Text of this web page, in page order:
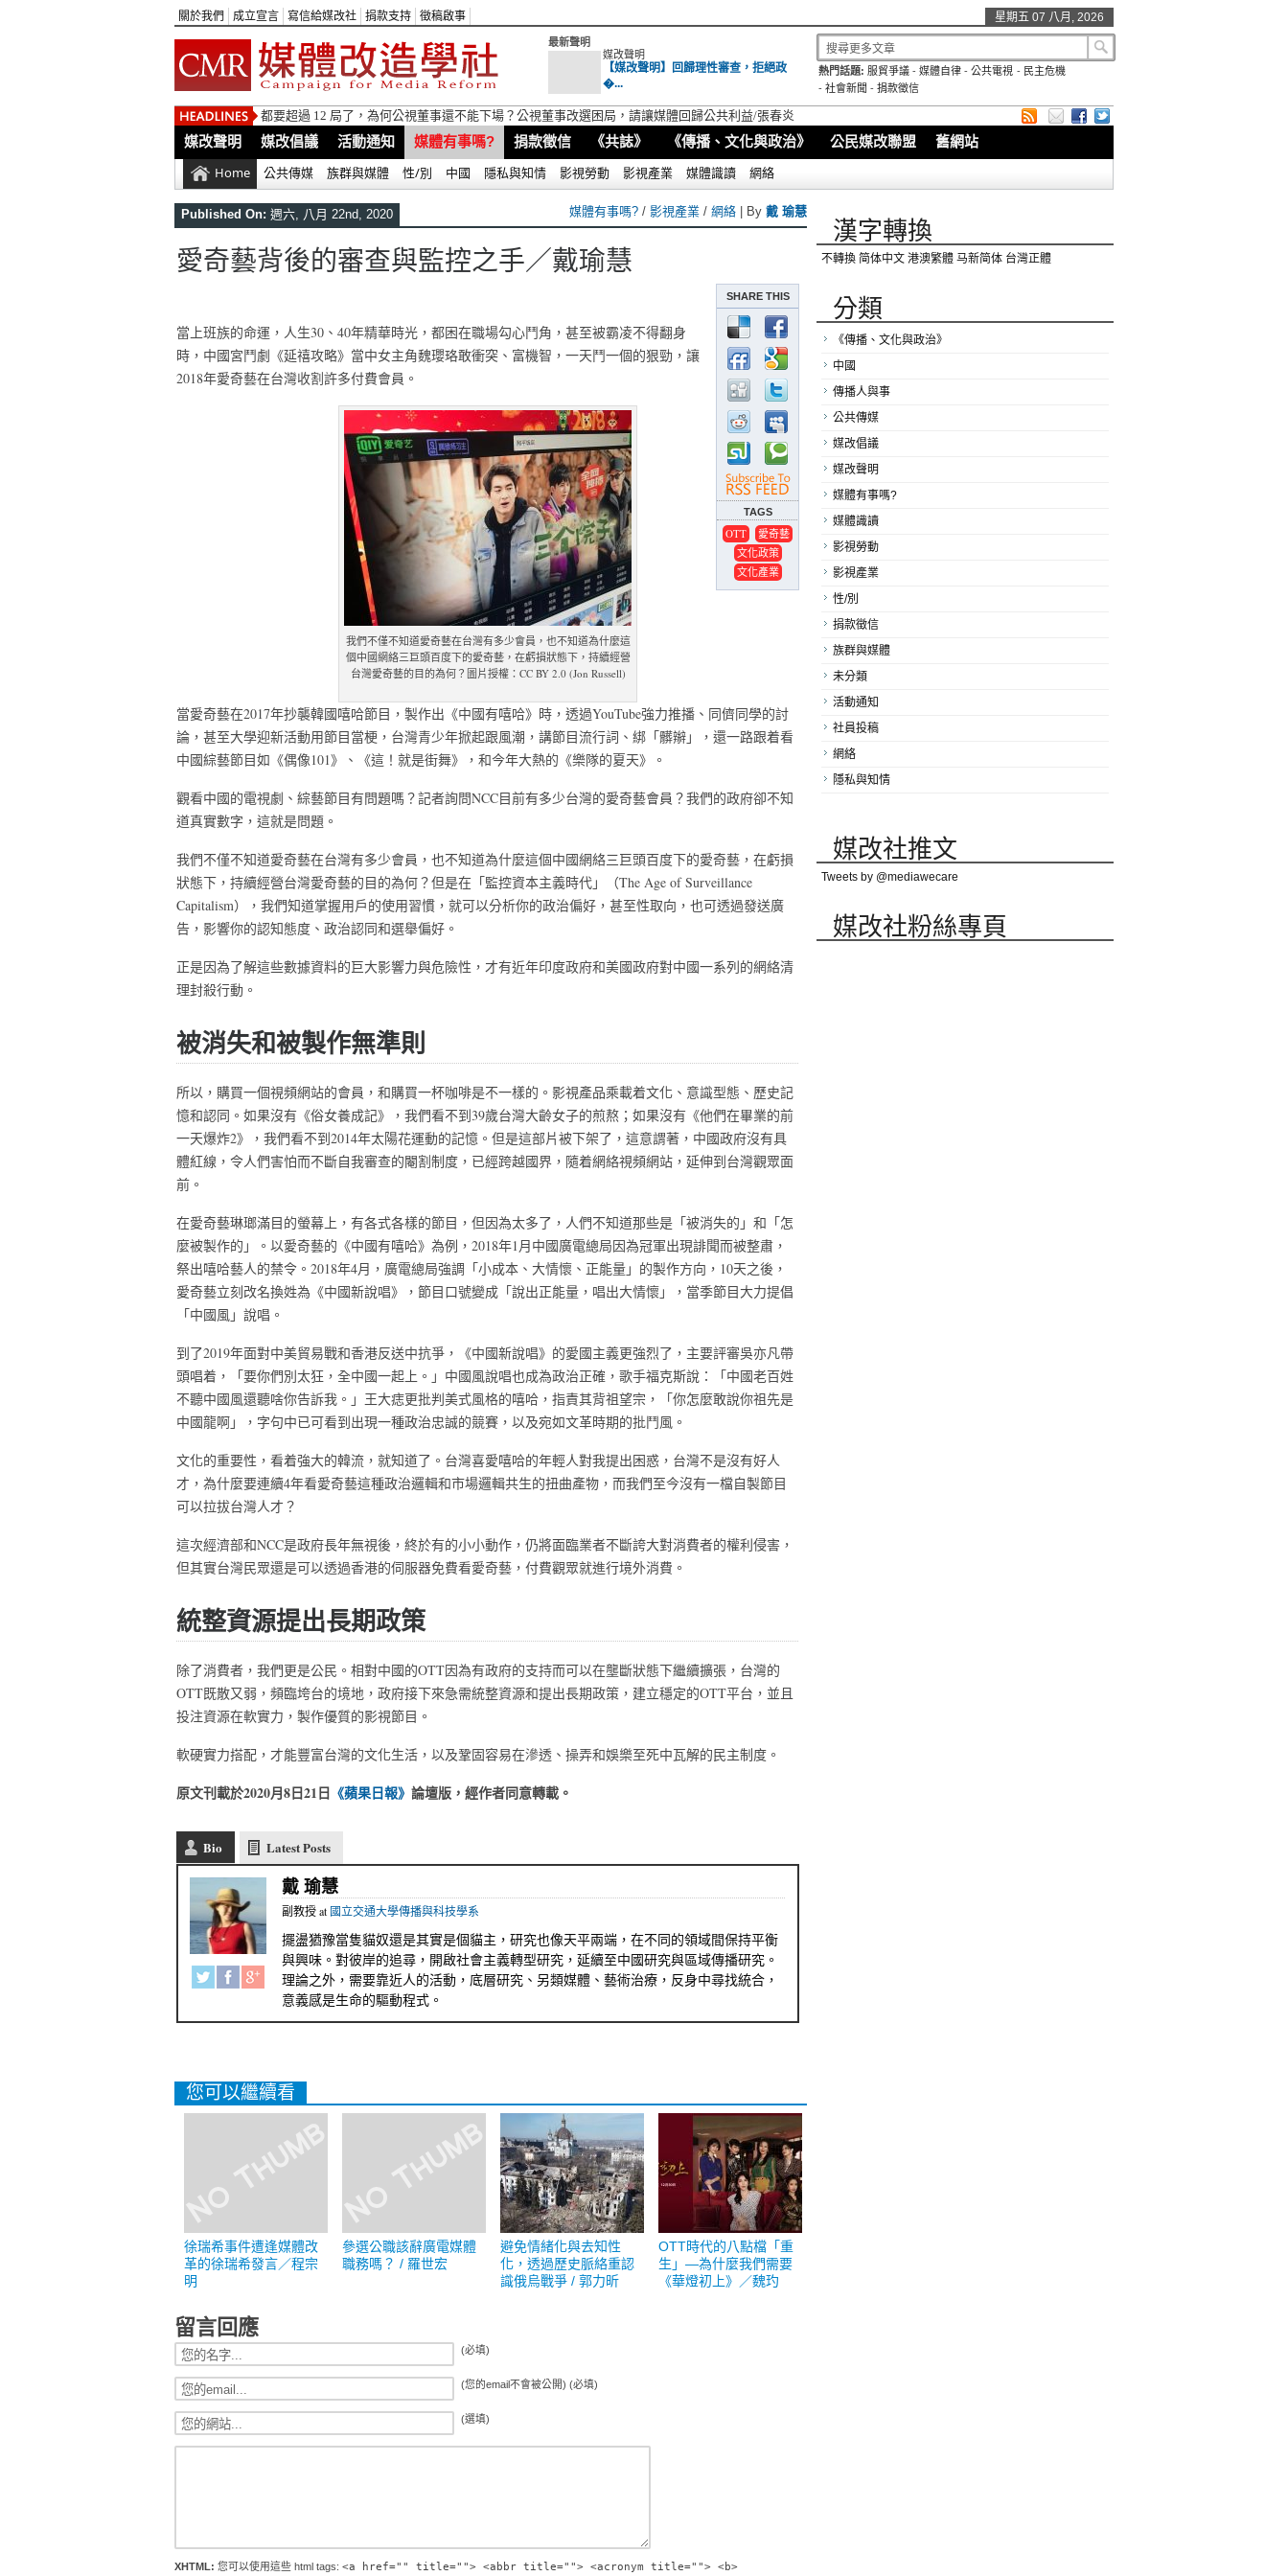
關於我們 成立宣言 寫信給媒改社 捐款支持 徵稿啟事 星期五 07 八月, 2026
最新聲明
媒改聲明
【媒改聲明】回歸理性審查，拒絕政
�...
熱門話題: 服貿爭議 -媒體自律 -公共電視 - 民主危機
- 社會新聞 - 捐款徵信
都要超過 12 局了，為何公視董事還不能下場？公視董事改選困局，請讓媒體回歸公共利益/張春炎
媒改聲明 媒改倡議 活動通知 媒體有事嗎? 捐款徵信 《共誌》 《傳播、文化與政治》 公民媒改聯盟 舊網站
Home 公共傳媒 族群與媒體 性/別 中國 隱私與知情 影視勞動 影視產業 媒體識讀 網絡
Published On: 週六, 八月 22nd, 2020 媒體有事嗎? / 影視產業 / 網絡 | By 戴 瑜慧
愛奇藝背後的審查與監控之手／戴瑜慧
SHARE THIS
TAGS
OTT
愛奇藝
文化政策
文化產業
當上班族的命運，人生30、40年精華時光，都困在職場勾心鬥角，甚至被霸凌不得翻身
時，中國宮鬥劇《延禧攻略》當中女主角魏瓔珞敢衝突、富機智，一天鬥一個的狠勁，讓
2018年愛奇藝在台灣收割許多付費會員。
我們不僅不知道愛奇藝在台灣有多少會員，也不知道為什麼這
個中國網絡三巨頭百度下的愛奇藝，在虧損狀態下，持續經營
台灣愛奇藝的目的為何？圖片授權：CC BY 2.0 (Jon Russell)
當愛奇藝在2017年抄襲韓國嘻哈節目，製作出《中國有嘻哈》時，透過YouTube強力推播、同儕同學的討
論，甚至大學迎新活動用節目當梗，台灣青少年掀起跟風潮，講節目流行詞、綁「髒辮」，還一路跟着看
中國綜藝節目如《偶像101》、《這！就是街舞》，和今年大熱的《樂隊的夏天》。
觀看中國的電視劇、綜藝節目有問題嗎？記者詢問NCC目前有多少台灣的愛奇藝會員？我們的政府卻不知
道真實數字，這就是問題。
我們不僅不知道愛奇藝在台灣有多少會員，也不知道為什麼這個中國網絡三巨頭百度下的愛奇藝，在虧損
狀態下，持續經營台灣愛奇藝的目的為何？但是在「監控資本主義時代」（The Age of Surveillance
Capitalism），我們知道掌握用戶的使用習慣，就可以分析你的政治偏好，甚至性取向，也可透過發送廣
告，影響你的認知態度、政治認同和選舉偏好。
正是因為了解這些數據資料的巨大影響力與危險性，才有近年印度政府和美國政府對中國一系列的網絡清
理封殺行動。
被消失和被製作無準則
所以，購買一個視頻網站的會員，和購買一杯咖啡是不一樣的。影視產品乘載着文化、意識型態、歷史記
憶和認同。如果沒有《俗女養成記》，我們看不到39歲台灣大齡女子的煎熬；如果沒有《他們在畢業的前
一天爆炸2》，我們看不到2014年太陽花運動的記憶。但是這部片被下架了，這意謂著，中國政府沒有具
體紅線，令人們害怕而不斷自我審查的閹割制度，已經跨越國界，隨着網絡視頻網站，延伸到台灣觀眾面
前。
在愛奇藝琳瑯滿目的螢幕上，有各式各樣的節目，但因為太多了，人們不知道那些是「被消失的」和「怎
麼被製作的」。以愛奇藝的《中國有嘻哈》為例，2018年1月中國廣電總局因為冠軍出現誹聞而被整肅，
祭出嘻哈藝人的禁令。2018年4月，廣電總局強調「小成本、大情懷、正能量」的製作方向，10天之後，
愛奇藝立刻改名換姓為《中國新說唱》，節目口號變成「說出正能量，唱出大情懷」，當季節目大力提倡
「中國風」說唱。
到了2019年面對中美貿易戰和香港反送中抗爭，《中國新說唱》的愛國主義更強烈了，主要評審吳亦凡帶
頭唱着，「要你們別太狂，全中國一起上。」中國風說唱也成為政治正確，歌手福克斯說：「中國老百姓
不聽中國風還聽啥你告訴我。」王大痣更批判美式風格的嘻哈，指責其背祖望宗，「你怎麼敢說你祖先是
中國龍啊」，字句中已可看到出現一種政治忠誠的競賽，以及宛如文革時期的批鬥風。
文化的重要性，看着強大的韓流，就知道了。台灣喜愛嘻哈的年輕人對我提出困惑，台灣不是沒有好人
才，為什麼要連續4年看愛奇藝這種政治邏輯和市場邏輯共生的扭曲產物，而我們至今沒有一檔自製節目
可以拉拔台灣人才？
這次經濟部和NCC是政府長年無視後，終於有的小小動作，仍將面臨業者不斷誇大對消費者的權利侵害，
但其實台灣民眾還是可以透過香港的伺服器免費看愛奇藝，付費觀眾就進行境外消費。
統整資源提出長期政策
除了消費者，我們更是公民。相對中國的OTT因為有政府的支持而可以在壟斷狀態下繼續擴張，台灣的
OTT既散又弱，頻臨垮台的境地，政府接下來急需統整資源和提出長期政策，建立穩定的OTT平台，並且
投注資源在軟實力，製作優質的影視節目。
軟硬實力搭配，才能豐富台灣的文化生活，以及鞏固容易在滲透、操弄和娛樂至死中瓦解的民主制度。
原文刊載於2020月8日21日 《蘋果日報》 論壇版，經作者同意轉載。
Bio Latest Posts
戴 瑜慧
副教授at 國立交通大學傳播與科技學系
擺盪猶豫當隻貓奴還是其實是個貓主，研究也像天平兩端，在不同的領域間保持平衡
與興味。對彼岸的追尋，開啟社會主義轉型研究，延續至中國研究與區域傳播研究。
理論之外，需要靠近人的活動，底層研究、另類媒體、藝術治療，反身中尋找統合，
意義感是生命的驅動程式。
您可以繼續看
徐瑞希事件遭逢媒體改
革的徐瑞希發言／程宗
明
參選公職該辭廣電媒體
職務嗎？ / 羅世宏
避免情緒化與去知性
化，透過歷史脈絡重認
識俄烏戰爭 / 郭力昕
OTT時代的八點檔「重
生」—為什麼我們需要
《華燈初上》／魏玓
留言回應
(必填)
(您的email不會被公開) (必填)
(選填)
XHTML: 您可以使用這些 html tags: <a href="" title=""> <abbr title=""> <acronym title=""> <b>
漢字轉換
不轉換 简体中文 港澳繁體 马新简体 台灣正體
分類
《傳播、文化與政治》
中國
傳播人與事
公共傳媒
媒改倡議
媒改聲明
媒體有事嗎?
媒體識讀
影視勞動
影視產業
性/別
捐款徵信
族群與媒體
未分類
活動通知
社員投稿
網絡
隱私與知情
媒改社推文
Tweets by @mediawecare
媒改社粉絲專頁